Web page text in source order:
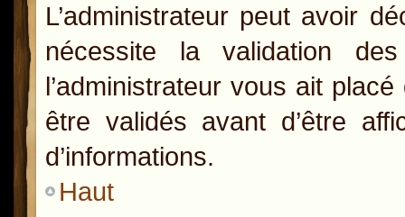
L’administrateur peut avoir
nécessite la validation
l’administrateur vous ait
être validés avant d’être
d’informations.
Haut